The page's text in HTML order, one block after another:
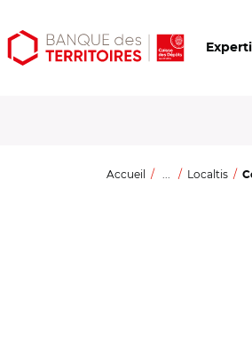
Aller
au
Aller
au
Ouvrir
les
Accueil ... Localtis